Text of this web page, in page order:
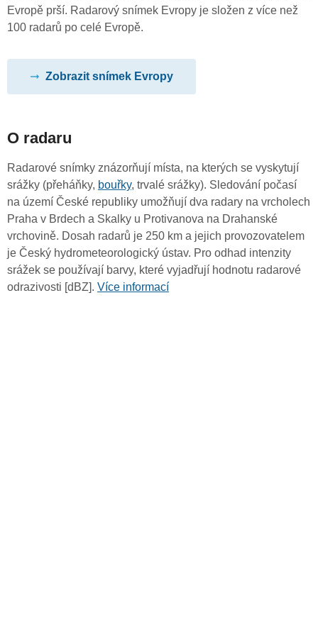
Evropě prší. Radarový snímek Evropy je složen z více než
100 radarů po celé Evropě.
Zobrazit snímek Evropy
O radaru
Radarové snímky znázorňují místa, na kterých se vyskytují
srážky (přeháňky, bouřky, trvalé srážky). Sledování počasí
na území České republiky umožňují dva radary na vrcholech
Praha v Brdech a Skalky u Protivanova na Drahanské
vrchovině. Dosah radarů je 250 km a jejich provozovatelem
je Český hydrometeorologický ústav. Pro odhad intenzity
srážek se používají barvy, které vyjadřují hodnotu radarové
odrazivosti [dBZ]. Více informací